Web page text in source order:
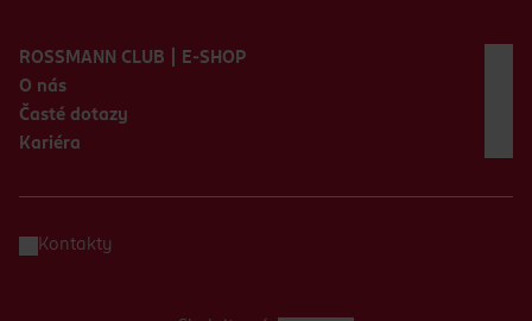
ROSSMANN CLUB | E-SHOP
O nás
Časté dotazy
Kariéra
Kontakty